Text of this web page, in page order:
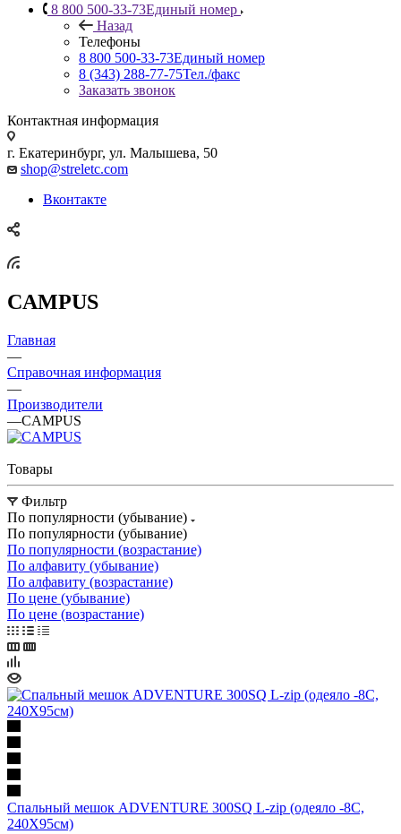
8 800 500-33-73Единый номер
Назад
Телефоны
8 800 500-33-73Единый номер
8 (343) 288-77-75Тел./факс
Заказать звонок
Контактная информация
г. Екатеринбург, ул. Малышева, 50
shop@streletc.com
Вконтакте
CAMPUS
Главная
—
Справочная информация
—
Производители
—CAMPUS
Товары
Фильтр
По популярности (убывание)
По популярности (убывание)
По популярности (возрастание)
По алфавиту (убывание)
По алфавиту (возрастание)
По цене (убывание)
По цене (возрастание)
Спальный мешок ADVENTURE 300SQ L-zip (одеяло -8С,
240X95см)